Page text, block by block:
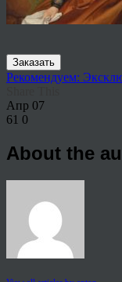
Заказать
Рекомендуем:
Апр 07
61 0
About the